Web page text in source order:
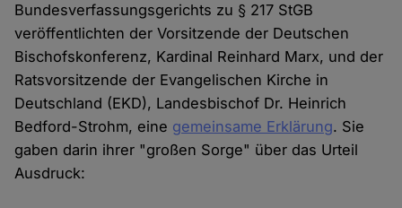
Bundesverfassungsgerichts zu § 217 StGB
veröffentlichten der Vorsitzende der Deutschen
Bischofskonferenz, Kardinal Reinhard Marx, und der
Ratsvorsitzende der Evangelischen Kirche in
Deutschland (EKD), Landesbischof Dr. Heinrich
Bedford-Strohm, eine gemeinsame Erklärung. Sie
gaben darin ihrer "großen Sorge" über das Urteil
Ausdruck: